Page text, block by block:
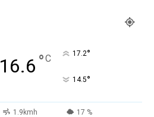
16.6 °C 17.2°
14.5°
1.9kmh 17 %